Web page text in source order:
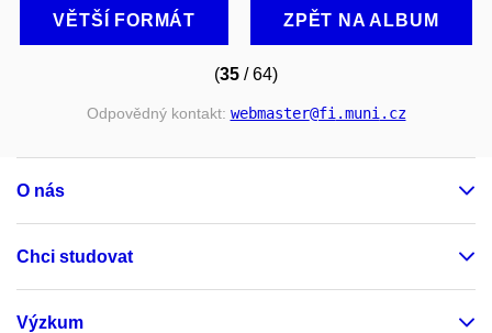
VĚTŠÍ FORMÁT ZPĚT NA ALBUM
(35 / 64)
Odpovědný kontakt: webmaster@fi.muni.cz
O nás
Chci studovat
Výzkum